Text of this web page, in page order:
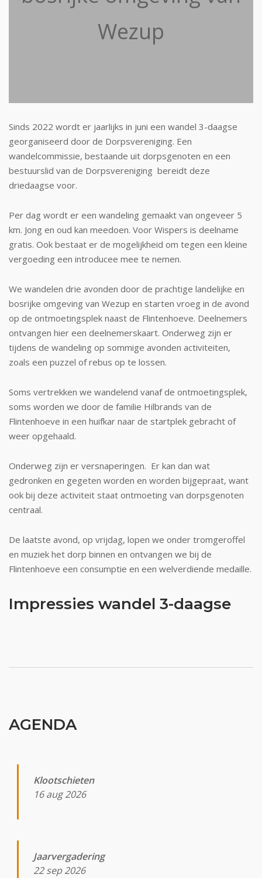
Wezup
Sinds 2022 wordt er jaarlijks in juni een wandel 3-daagse
georganiseerd door de Dorpsvereniging. Een
wandelcommissie, bestaande uit dorpsgenoten en een
bestuurslid van de Dorpsvereniging bereidt deze
driedaagse voor.
Per dag wordt er een wandeling gemaakt van ongeveer 5
km. Jong en oud kan meedoen. Voor Wispers is deelname
gratis. Ook bestaat er de mogelijkheid om tegen een kleine
vergoeding een introducee mee te nemen.
We wandelen drie avonden door de prachtige landelijke en
bosrijke omgeving van Wezup en starten vroeg in de avond
op de ontmoetingsplek naast de Flintenhoeve. Deelnemers
ontvangen hier een deelnemerskaart. Onderweg zijn er
tijdens de wandeling op sommige avonden activiteiten,
zoals een puzzel of rebus op te lossen.
Soms vertrekken we wandelend vanaf de ontmoetingsplek,
soms worden we door de familie Hilbrands van de
Flintenhoeve in een huifkar naar de startplek gebracht of
weer opgehaald.
Onderweg zijn er versnaperingen. Er kan dan wat
gedronken en gegeten worden en worden bijgepraat, want
ook bij deze activiteit staat ontmoeting van dorpsgenoten
centraal.
De laatste avond, op vrijdag, lopen we onder tromgeroffel
en muziek het dorp binnen en ontvangen we bij de
Flintenhoeve een consumptie en een welverdiende medaille.
Impressies wandel 3-daagse
AGENDA
Klootschieten
16 aug 2026
Jaarvergadering
22 sep 2026